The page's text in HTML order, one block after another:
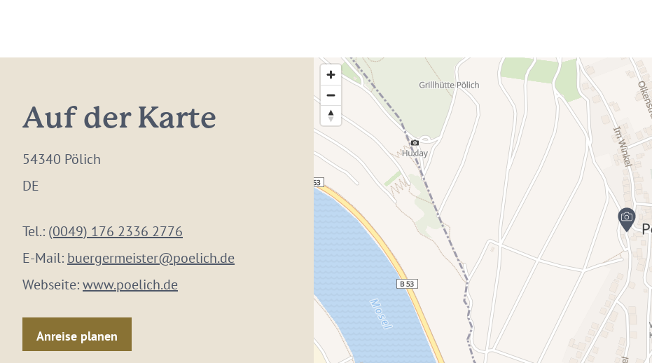
Auf der Karte
54340 Pölich
DE
Tel.: (0049) 176 2336 2776
E-Mail: buergermeister@poelich.de
Webseite:www.poelich.de
Anreise planen